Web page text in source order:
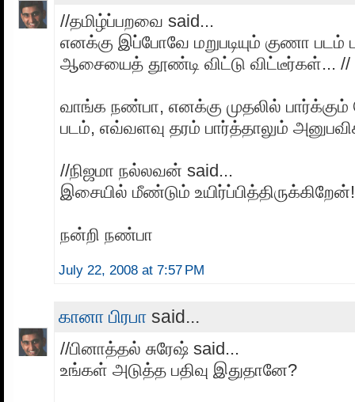
//தமிழ்ப்பறவை said...
எனக்கு இப்போவே மறுபடியும் குணா படம்
ஆசையைத் தூண்டி விட்டு விட்டீர்கள்... //
வாங்க நண்பா, எனக்கு முதலில் பார்க்கும்
படம், எவ்வளவு தரம் பார்த்தாலும்
//நிஜமா நல்லவன் said...
இசையில் மீண்டும்
நன்றி நண்பா
July 22, 2008 at 7:57 PM
கானா பிரபா said...
//பினாத்தல் சுரேஷ் said...
உங்கள் அடுத்த பதிவு இதுதானே?